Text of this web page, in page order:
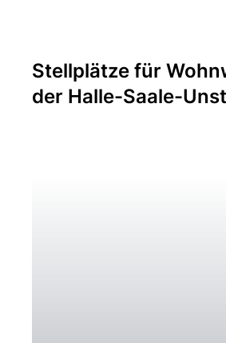
Stellplätze für
der Halle-Saale-